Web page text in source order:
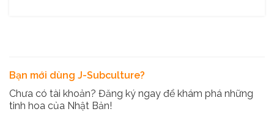
Bạn mới dùng J-Subculture?
Chưa có tài khoản? Đăng ký ngay để khám phá những
tinh hoa của Nhật Bản!